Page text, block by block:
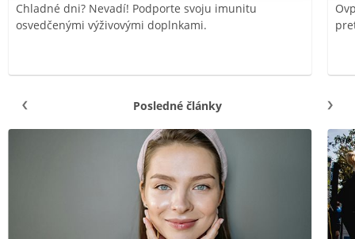
Chladné dni? Nevadí! Podporte svoju imunitu
osvedčenými výživovými doplnkami.
Posledné články